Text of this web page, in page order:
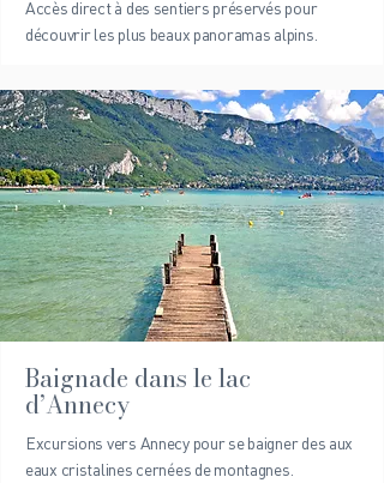
Accès direct à des sentiers préservés pour
découvrir les plus beaux panoramas alpins.
Baignade dans le lac
d’Annecy
Excursions vers Annecy pour se baigner des aux
eaux cristalines cernées de montagnes.